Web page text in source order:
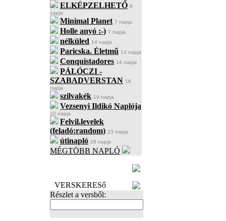
ELKÉPZELHETŐ 6
napja
Minimal Planet 7 napja
Holle anyó :-) 7 napja
nélküled 14 napja
Paricska. Életmű 14 napja
Conquistadores 14 napja
PÁLÓCZI -
SZABADVERSTAN 16
napja
szilvakék 19 napja
Vezsenyi Ildikó Naplója
22 napja
Felvil.levelek
(feladó:random) 23 napja
útinapló 28 napja
MÉGTÖBB NAPLÓ
VERSKERESő
Részlet a versből: